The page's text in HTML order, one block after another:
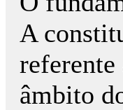
A
âmbito